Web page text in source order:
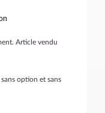
Article vendu
option et sans